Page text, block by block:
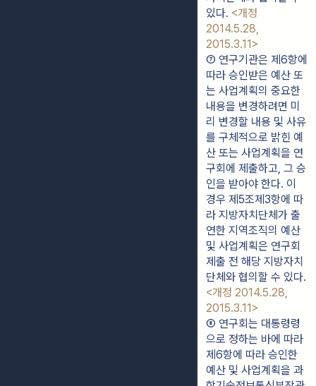
있다. <개정
2014.5.28,
2015.3.11>
⑦ 연구기관은 제6항에
따라 승인받은 예산 또
는 사업계획의 중요한
내용을 변경하려면 미
리 변경할 내용 및 사유
를 구체적으로 밝힌 예
산 또는 사업계획을 연
구회에 제출하고, 그 승
인을 받아야 한다. 이
경우 제5조제3항에 따
라 지방자치단체가 출
연한 지역조직의 예산
및 사업계획은 연구회
제출 전 해당 지방자치
<개정 2014.5.28,
2015.3.11>
⑧ 연구회는 대통령령
으로 정하는 바에 따라
제6항에 따라 승인한
예산 및 사업계획을 과